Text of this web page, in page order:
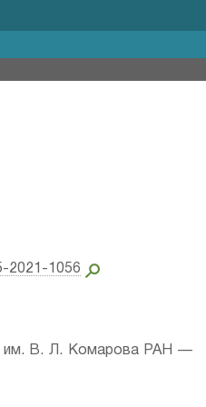
2021-1056
им. В. Л. Комарова РАН —